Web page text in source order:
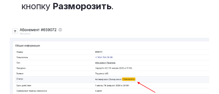
кнопку Разморозить.